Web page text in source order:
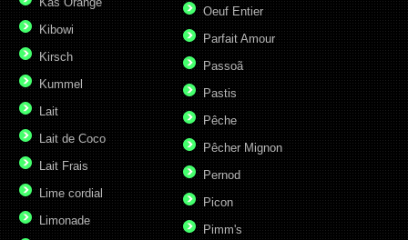
Kibowi
Kirsch
Kummel
Lait
Lait de Coco
Lait Frais
Lime cordial
Limonade
Oeuf Entier
Parfait Amour
Passoã
Pastis
Pêche
Pêcher Mignon
Pernod
Picon
Pimm's